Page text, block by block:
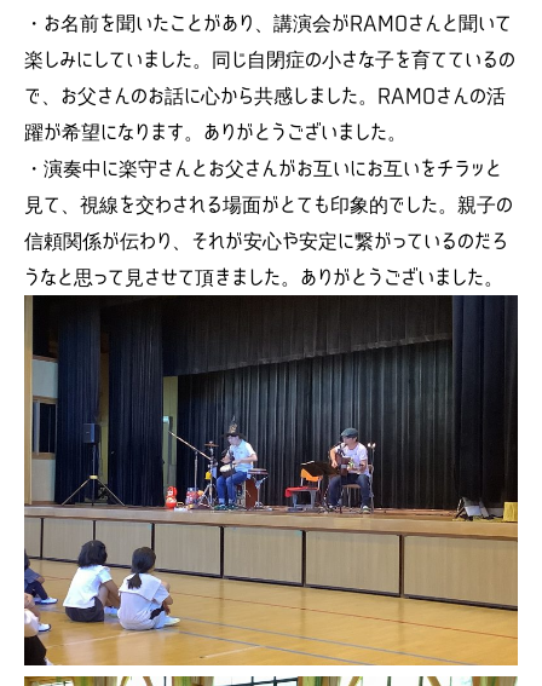
・お名前を聞いたことがあり、講演会がRAMOさんと聞いて
楽しみにしていました。同じ自閉症の小さな子を育てているの
で、お父さんのお話に心から共感しました。RAMOさんの活
躍が希望になります。ありがとうございました。
・演奏中に楽守さんとお父さんがお互いにお互いをチラッと
見て、視線を交わされる場面がとても印象的でした。親子の
信頼関係が伝わり、それが安心や安定に繋がっているのだろ
うなと思って見させて頂きました。ありがとうございました。